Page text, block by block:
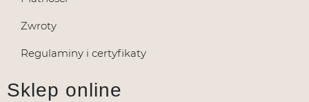
Zwroty
Regulaminy i certyfikaty
Sklep online